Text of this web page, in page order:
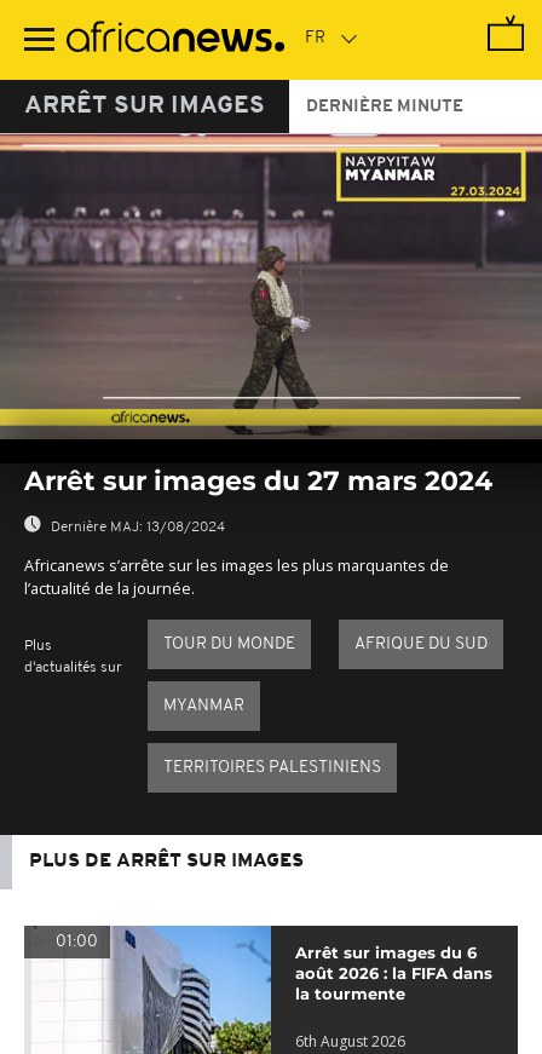
contenu
ARRÊT SUR IMAGES DERNIÈRE MINUTE
seconds
seconds
Arrêt sur images du 27 mars 2024
Dernière MAJ: 13/08/2024
Africanews s’arrête sur les images les plus marquantes de
l’actualité de la journée.
Plus
d'actualités sur
TOUR DU MONDE AFRIQUE DU SUD
MYANMAR
TERRITOIRES PALESTINIENS
PLUS DE ARRÊT SUR IMAGES
01:00
Arrêt sur images du 6
août 2026 : la FIFA dans
la tourmente
6th August 2026